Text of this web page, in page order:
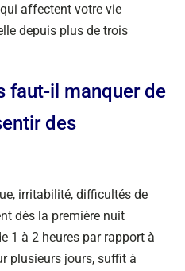
affectent votre vie
depuis plus de trois
faut-il manquer de
des
irritabilité, difficultés de
dès la première nuit
1 à 2 heures par rapport à
plusieurs jours, suffit à